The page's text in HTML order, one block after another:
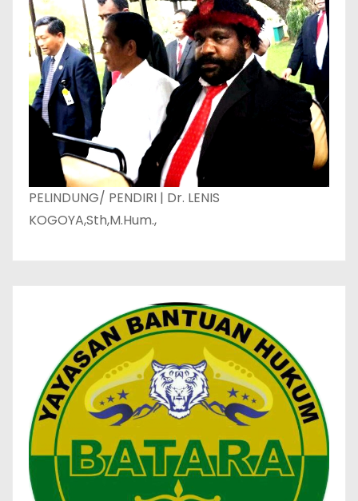
PELINDUNG/ PENDIRI | Dr. LENIS
KOGOYA,Sth,M.Hum.,